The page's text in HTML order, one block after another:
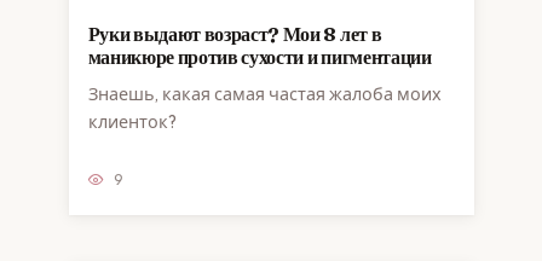
Руки выдают возраст? Мои 8 лет в
маникюре против сухости и пигментации
Знаешь, какая самая частая жалоба моих
клиенток?
9